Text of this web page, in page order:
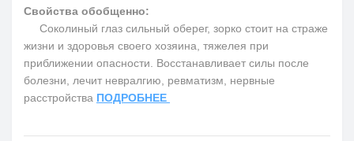
Свойства обобщенно:
Соколиный глаз сильный оберег, зорко стоит на страже
жизни и здоровья своего хозяина, тяжелея при
приближении опасности. Восстанавливает силы после
болезни, лечит невралгию, ревматизм, нервные
расстройства ПОДРОБНЕЕ